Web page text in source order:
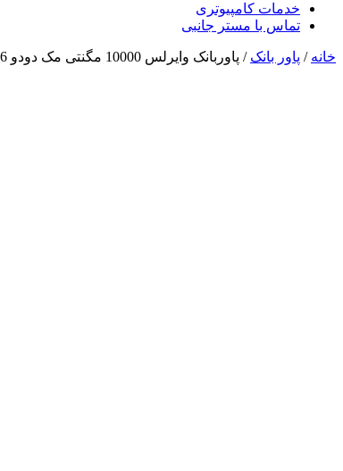
خدمات کامپیوتری
تماس با مستر جانبی
خانه / پاور بانک / پاوربانک وایرلس 10000 مگنتی مک دودو Mcdodo MC-146 توان 20 وات با قابلیت شارژ اپل واچ